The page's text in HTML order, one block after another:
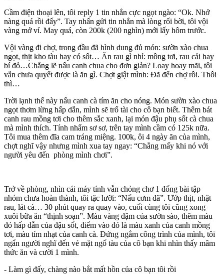
Cầm điện thoại lên, tôi reply 1 tin nhắn cực ngọt ngào: “Ok. Nhớ
nàng quá rồi đấy”. Tay nhấn gửi tin nhắn mà lòng rối bời, tôi vội
vàng mở ví. May quá, còn 200k (200 nghìn) mới lấy hôm trước.
Vội vàng đi chợ, trong đầu đã hình dung đủ món: sườn xào chua
ngọt, thịt kho tàu hay có sốt… Ăn rau gì nhỉ: mồng tơi, rau cải hay
bí đỏ…Chẳng lẽ nấu canh chua cho đơn giản? Loay hoay mãi, tôi
vẫn chưa quyết được là ăn gì. Chợt giật mình: Đã đến chợ rồi. Thôi
thì…
Trời lạnh thế này nấu canh cà tím ăn cho nóng. Món sườn xào chua
ngọt thơm lừng hấp dẫn, mình sẽ trổ tài cho cô bạn biết. Thêm bát
canh rau mồng tơi cho thêm sắc xanh, lại món đậu phụ sốt cà chua
mà mình thích. Tính nhẩm sơ sơ, trên tay mình cầm có 125k nữa.
Tôi mua thêm đĩa cam tráng miệng. 100k, ôi 4 ngày ăn của mình,
chợt nghĩ vậy nhưng mình xua tay ngay: “Chẳng mấy khi nó với
người yêu đến phòng mình chơi”.
Trở về phòng, nhìn cái máy tính vẫn chỏng chơ 1 đống bài tập
nhóm chưa hoàn thành, tôi tặc lưỡi: “Nấu cơm đã”. Ướp thịt, nhặt
rau, lát cà… 30 phút quay ra quay vào, cuối cùng tôi cũng xong
xuôi bữa ăn “thịnh soạn”. Màu vàng đậm của sườn sào, thêm màu
đỏ hấp dẫn của đậu sốt, điểm vào đó là màu xanh của canh mồng
tơi, màu tím nhạt của canh cà. Đứng ngắm công trình của mình, tôi
ngẩn người nghĩ đến vẻ mặt ngố tàu của cô bạn khi nhìn thấy mâm
thức ăn và cười 1 mình.
- Làm gì đấy, chàng nào bắt mất hồn của cô bạn tôi rồi